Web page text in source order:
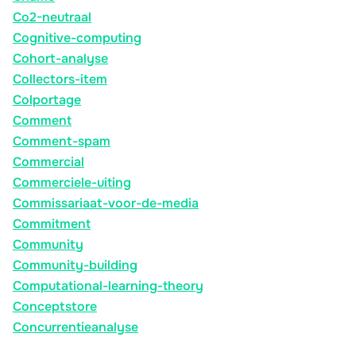
Co2-neutraal
Cognitive-computing
Cohort-analyse
Collectors-item
Colportage
Comment
Comment-spam
Commercial
Commerciele-uiting
Commissariaat-voor-de-media
Commitment
Community
Community-building
Computational-learning-theory
Conceptstore
Concurrentieanalyse